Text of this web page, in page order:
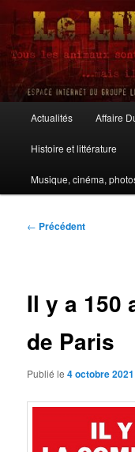
Aller
contenu
principalLe
principal
Actualités Affaire
Histoire et littérature
Musique, cinéma,
Navigation
← Précédent
Il y a 150
de Paris
Publié le4 octobre 2021